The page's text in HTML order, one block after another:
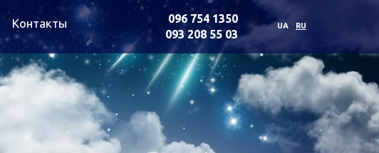
Контакты
096 754 1350
093 208 55 03
UA RU